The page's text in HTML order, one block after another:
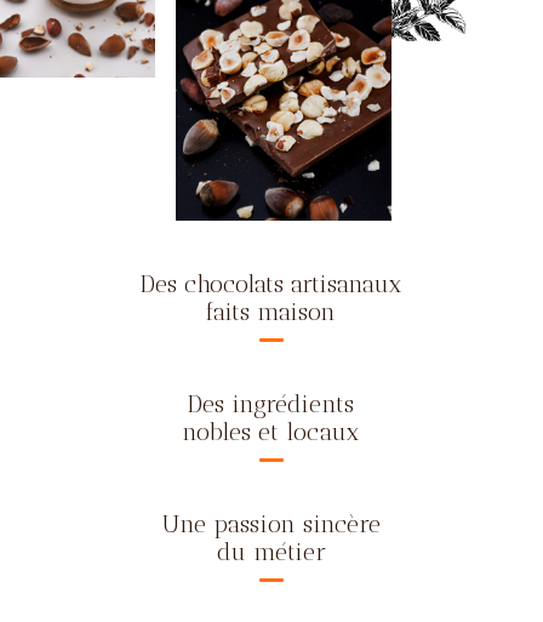
Des chocolats artisanaux
faits maison
Des ingrédients
nobles et locaux
Une passion sincère
du métier